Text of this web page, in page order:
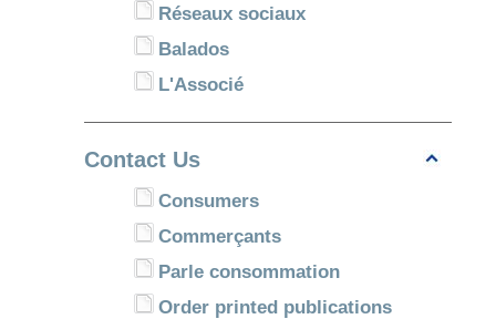
Réseaux sociaux
Balados
L'Associé
Contact Us
Consumers
Commerçants
Parle consommation
Order printed publications